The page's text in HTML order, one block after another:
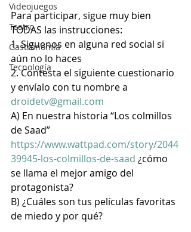
Videojuegos
Teatro
Gastronomía
Tecnología
Para participar, sigue muy bien
TODAS las instrucciones:
1. Siguenos en alguna red social si
aún no lo haces
2. Contesta el siguiente cuestionario
y envíalo con tu nombre a
droidetv@gmail.com
A) En nuestra historia “Los colmillos
de Saad”
https://www.wattpad.com/story/2044
39945-los-colmillos-de-saad ¿cómo
se llama el mejor amigo del
protagonista?
B) ¿Cuáles son tus películas favoritas
de miedo y por qué?